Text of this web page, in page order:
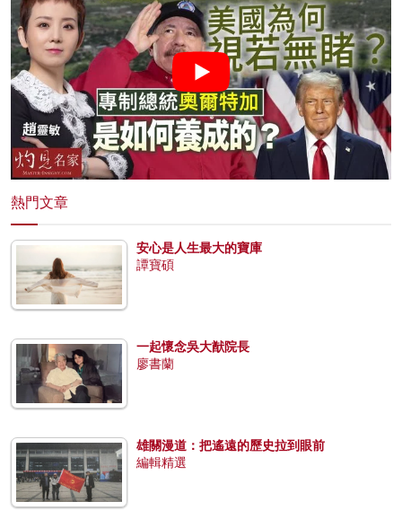
熱門文章
安心是人生最大的寶庫
譚寶碩
一起懷念吳大猷院長
廖書蘭
雄關漫道：把遙遠的歷史拉到眼前
編輯精選